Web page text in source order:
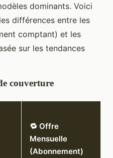
dominants. Voici
différences entre les
comptant) et les
sur les tendances
couverture
🔁 Offre
Mensuelle
(Abonnement)